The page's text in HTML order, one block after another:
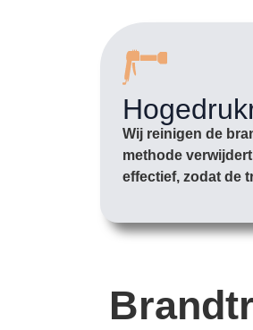
Wij reinigen de
methode
effectief, zodat de